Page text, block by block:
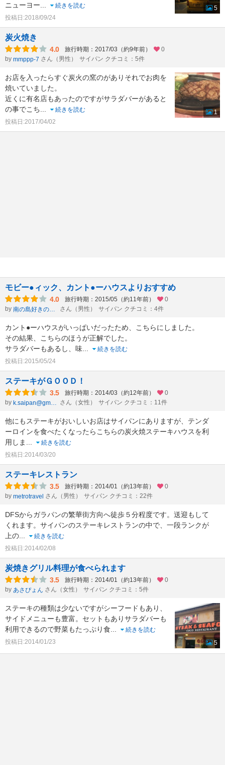
ニューヨー...
続きを読む
投稿日:2018/09/24
5
炭火焼き
4.0 旅行時期：2017/03（約9年前）
0
by mmppp-7 さん（男性） サイパン クチコミ：5件
お店を入ったらすぐ炭火の窯のがありそれでお肉を
焼いていました。
近くに有名店もあったのですがサラダバーがあると
の事でこち...
続きを読む
投稿日:2017/04/02
1
モビー●ィック、カント●ーハウスよりおすすめ
4.0 旅行時期：2015/05（約11年前）
0
by
南の島好きのおっさん さん（男性） サイパン クチコミ：4件
カント●ーハウスがいっぱいだったため、こちらにしました。
その結果、こちらのほうが正解でした。
サラダバーもあるし、味...
続きを読む
投稿日:2015/05/24
ステーキがＧＯＯＤ！
3.5 旅行時期：2014/03（約12年前）
0
by
k.saipan@gmail.com さん（女性） サイパン クチコミ：11件
他にもステーキがおいしいお店はサイパンにありますが、テンダ
ーロインを食べたくなったらこちらの炭火焼ステーキハウスを利
用しま ...
続きを読む
投稿日:2014/03/20
ステーキレストラン
3.5 旅行時期：2014/01（約13年前）
0
by metrotravel さん（男性） サイパン クチコミ：22件
DFSからガラパンの繁華街方向へ徒歩５分程度です。送迎もして
くれます。サイパンのステーキレストランの中で、一段ランクが
上の...
続きを読む
投稿日:2014/02/08
炭焼きグリル料理が食べられます
3.5 旅行時期：2014/01（約13年前）
0
by あさぴょん さん（女性） サイパン クチコミ：5件
ステーキの種類は少ないですがシーフードもあり、
サイドメニューも豊富。セットもありサラダバーも
利用できるので野菜もたっぷり食...
続きを読む
投稿日:2014/01/23
5